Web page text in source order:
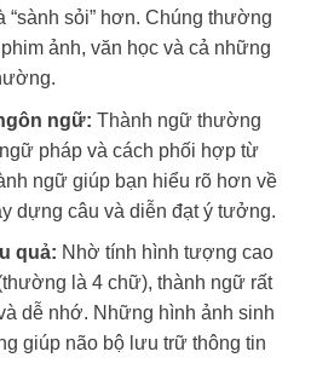
“sành sỏi” hơn. Chúng thường
ảnh, văn học và cả những
ngữ: Thành ngữ thường
pháp và cách phối hợp từ
ngữ giúp bạn hiểu rõ hơn về
dựng câu và diễn đạt ý tưởng.
quả: Nhờ tính hình tượng cao
là 4 chữ), thành ngữ rất
dễ nhớ. Những hình ảnh sinh
giúp não bộ lưu trữ thông tin